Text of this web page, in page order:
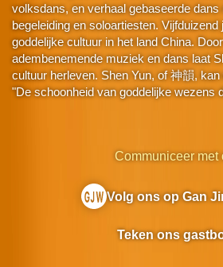
volksdans, en verhaal gebaseerde
begeleiding en soloartiesten. Vijfduizend
goddelijke cultuur in het land China.
adembenemende muziek en dans laat
cultuur herleven. Shen Yun, of 神韻,
"De schoonheid van goddelijke wezens
Communiceer met
Volg ons op Gan
Teken ons